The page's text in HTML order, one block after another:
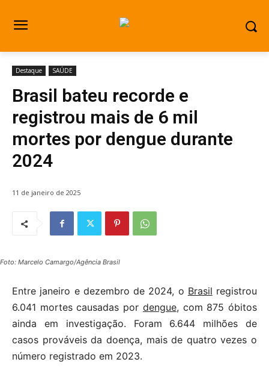
Destaque SAÚDE
Brasil bateu recorde e
registrou mais de 6 mil
mortes por dengue durante
2024
11 de janeiro de 2025
Foto: Marcelo Camargo/Agência Brasil
Entre janeiro e dezembro de 2024, o Brasil registrou
6.041 mortes causadas por dengue, com 875 óbitos
ainda em investigação. Foram 6.644 milhões de
casos prováveis da doença, mais de quatro vezes o
número registrado em 2023.